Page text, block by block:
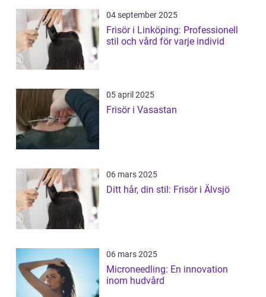
04 september 2025
Frisör i Linköping: Professionell
stil och vård för varje individ
05 april 2025
Frisör i Vasastan
06 mars 2025
Ditt hår, din stil: Frisör i Älvsjö
06 mars 2025
Microneedling: En innovation
inom hudvård